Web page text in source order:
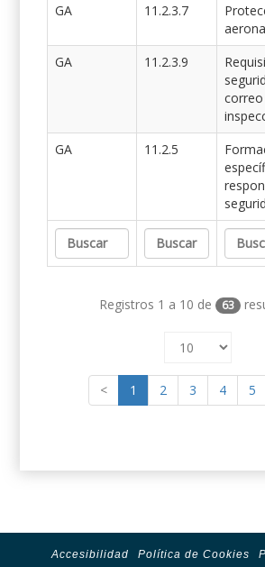
GA
11.2.3.7
GA
11.2.3.9
GA
11.2.5
Registros 1 a 10 de 63
< 1 2 3 4 5
Accesibilidad Política de Cookies